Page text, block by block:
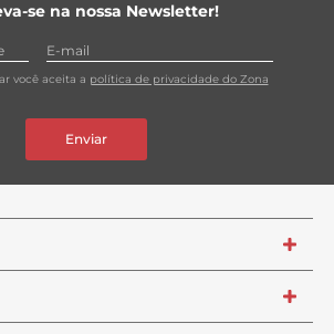
se na nossa Newsletter!
você aceita a política de privacidade do Zona
Enviar
+
+